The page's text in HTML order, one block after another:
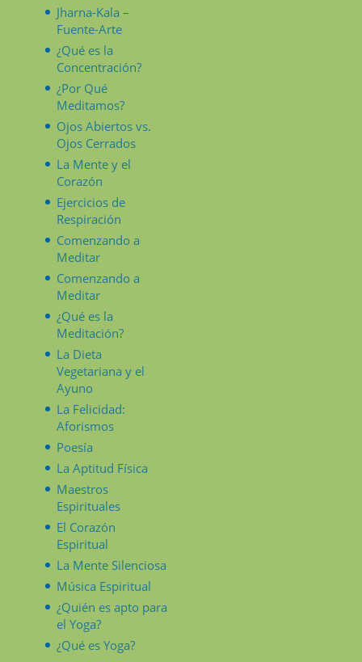
Jharna-Kala –
Fuente-Arte
¿Qué es la
Concentración?
¿Por Qué
Meditamos?
Ojos Abiertos vs.
Ojos Cerrados
La Mente y el
Corazón
Ejercicios de
Respiración
Comenzando a
Meditar
Comenzando a
Meditar
¿Qué es la
Meditación?
La Dieta
Vegetariana y el
Ayuno
La Felicidad:
Aforismos
Poesía
La Aptitud Física
Maestros
Espirituales
El Corazón
Espiritual
La Mente Silenciosa
Música Espiritual
¿Quién es apto para
el Yoga?
¿Qué es Yoga?